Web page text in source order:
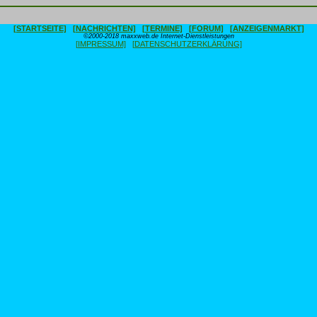
[STARTSEITE] [NACHRICHTEN] [TERMINE] [FORUM] [ANZEIGENMARKT]
©2000-2018 maxxweb.de Internet-Dienstleistungen
[IMPRESSUM] [DATENSCHUTZERKLÄRUNG]